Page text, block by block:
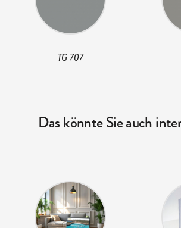
TG 708
Das könnte Sie auch